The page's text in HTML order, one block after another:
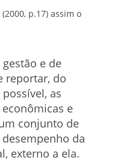
p.17) assim o
e de
reportar, do
as
e
conjunto de
da
externo a ela.